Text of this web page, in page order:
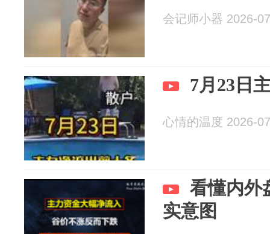
会记师小器 2026-
7月23日
心情的温度 2026-
看懂内外
实意图